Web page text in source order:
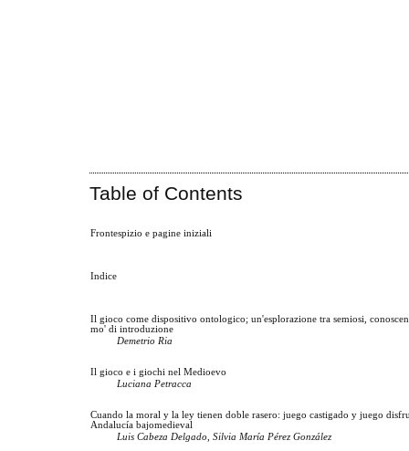
Table of Contents
Frontespizio e pagine iniziali
Indice
Il gioco come dispositivo ontologico; un'esplorazione tra semiosi,
mo' di introduzione
Demetrio Ria
Il gioco e i giochi nel Medioevo
Luciana Petracca
Cuando la moral y la ley tienen doble rasero: juego castigado y juego
Andalucía bajomedieval
Luis Cabeza Delgado, Silvia María Pérez González